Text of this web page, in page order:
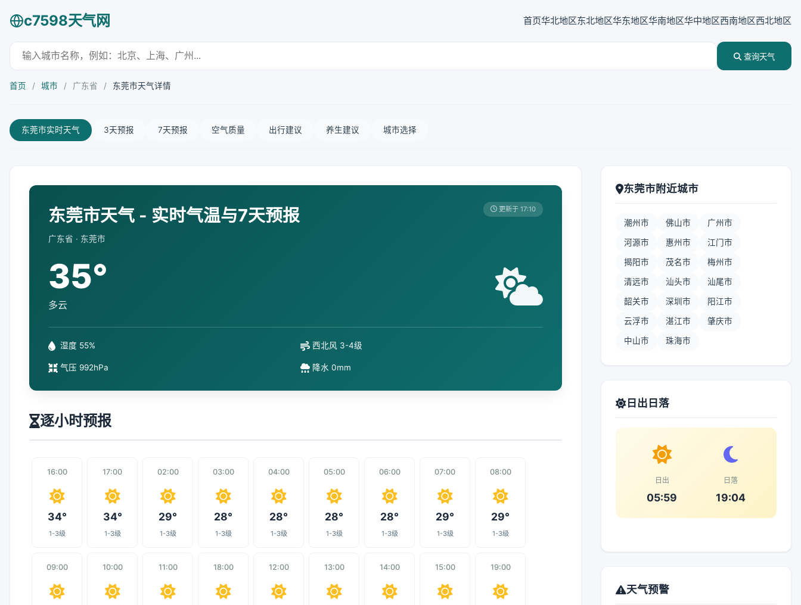
c7598天气网 首页华北地区东北地区华东地区华南地区华中地区西南地区西北地区
查询天气
首页 / 城市 / 广东省 / 东莞市天气详情
东莞市实时天气 3天预报 7天预报 空气质量 出行建议 养生建议 城市选择
东莞市天气 - 实时气温与7天预报
广东省 · 东莞市
更新于 17:10
35°
多云
湿度 55% 西北风 3-4级
气压 992hPa 降水 0mm
逐小时预报
16:00
34°
1-3级
17:00
34°
1-3级
02:00
29°
1-3级
03:00
28°
1-3级
04:00
28°
1-3级
05:00
28°
1-3级
06:00
28°
1-3级
07:00
29°
1-3级
08:00
29°
1-3级
09:00 10:00 11:00 18:00 12:00 13:00 14:00 15:00 19:00
东莞市附近城市
潮州市 佛山市 广州市
河源市 惠州市 江门市
揭阳市 茂名市 梅州市
清远市 汕头市 汕尾市
韶关市 深圳市 阳江市
云浮市 湛江市 肇庆市
中山市 珠海市
日出日落
日出
05:59
日落
19:04
天气预警